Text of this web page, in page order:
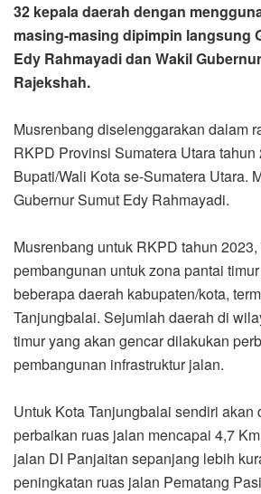
32 kepala daerah dengan
masing-masing dipimpin langsung
Edy Rahmayadi dan Wakil
Rajekshah.
Musrenbang diselenggarakan dalam
RKPD Provinsi Sumatera Utara
Bupati/Wali Kota se-Sumatera Utara.
Gubernur Sumut Edy Rahmayadi.
Musrenbang untuk RKPD tahun
pembangunan untuk zona pantai
beberapa daerah kabupaten/kota,
Tanjungbalai. Sejumlah daerah di
timur yang akan gencar dilakukan
pembangunan infrastruktur jalan.
Untuk Kota Tanjungbalai sendiri akan
perbaikan ruas jalan mencapai 4,7
jalan DI Panjaitan sepanjang lebih
peningkatan ruas jalan Pematang